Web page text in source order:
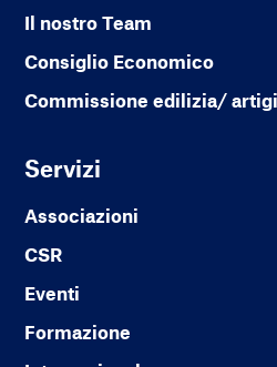
Il nostro Team
Consiglio Economico
Commissione edilizia/
Servizi
Associazioni
CSR
Eventi
Formazione